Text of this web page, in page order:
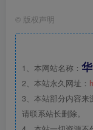
© 版权声明
1、本网站名称：
2、本站永久网址：
3、本站部分内容来
请联系站长删除。